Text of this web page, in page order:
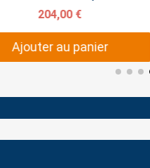
204,00 €
Ajouter au panier